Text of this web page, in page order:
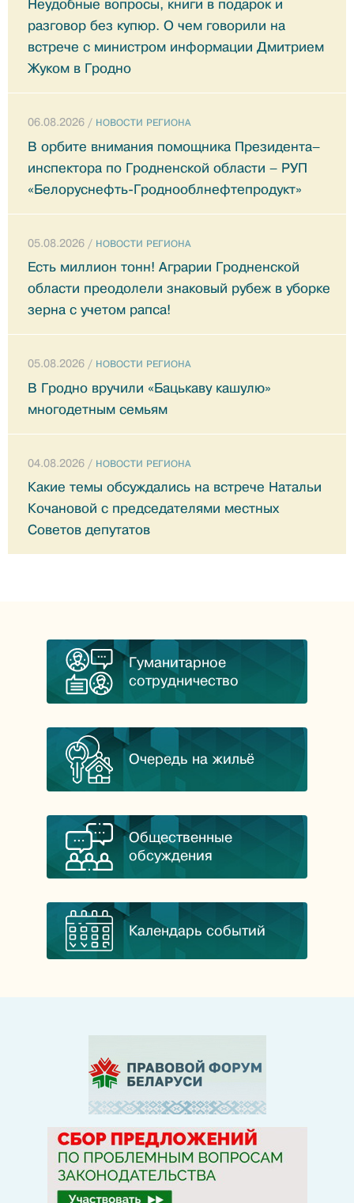
Неудобные вопросы, книги в подарок и
разговор без купюр. О чем говорили на
встрече с министром информации Дмитрием
Жуком в Гродно
06.08.2026 / НОВОСТИ РЕГИОНА
В орбите внимания помощника Президента–
инспектора по Гродненской области – РУП
«Белоруснефть-Гроднооблнефтепродукт»
05.08.2026 / НОВОСТИ РЕГИОНА
Есть миллион тонн! Аграрии Гродненской
области преодолели знаковый рубеж в уборке
зерна с учетом рапса!
05.08.2026 / НОВОСТИ РЕГИОНА
В Гродно вручили «Бацькаву кашулю»
многодетным семьям
04.08.2026 / НОВОСТИ РЕГИОНА
Какие темы обсуждались на встрече Натальи
Кочановой с председателями местных
Советов депутатов
Гуманитарное
сотрудничество
Очередь на жильё
Общественные
обсуждения
Календарь событий